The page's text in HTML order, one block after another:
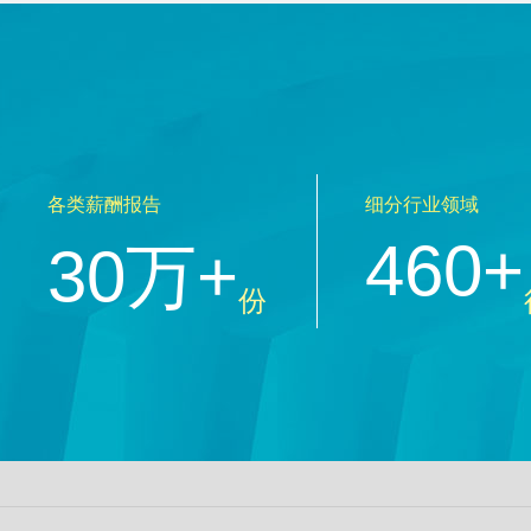
各类薪酬报告
30万+份
细分行业领域
460+